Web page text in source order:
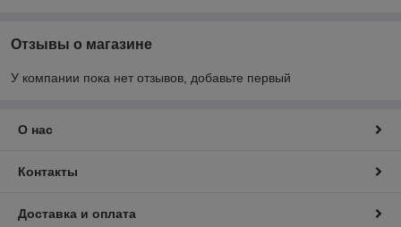
Отзывы о магазине
У компании пока нет отзывов, добавьте первый
О нас
Контакты
Доставка и оплата